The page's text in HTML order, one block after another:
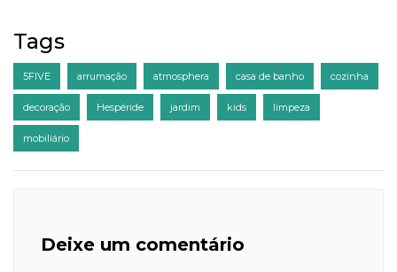
Tags
5FIVE arrumação atmosphera casa de banho cozinha
decoração Hespéride jardim kids limpeza
mobiliário
Deixe um comentário